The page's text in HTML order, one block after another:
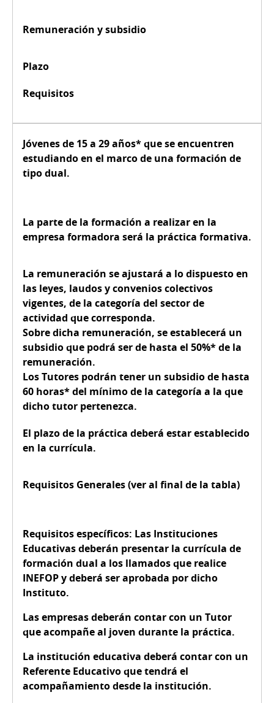
Remuneración y subsidio
Plazo
Requisitos
Jóvenes de 15 a 29 años*que se encuentren
estudiando en el marco de una formación de
tipo dual.
La parte de la formación a realizar en la
empresa formadora será la práctica formativa.
La remuneración se ajustará a lo dispuesto en
las leyes, laudos y convenios colectivos
vigentes, de la categoría del sector de
actividad que corresponda.
Sobre dicha remuneración, se establecerá un
subsidio que podrá ser de hasta el 50%* de la
remuneración.
Los Tutores podrán tener un subsidio de hasta
60 horas* del mínimo de la categoría a la que
dicho tutor pertenezca.
El plazo de la práctica deberá estar establecido
en la currícula.
Requisitos Generales (ver al final de la tabla)
Requisitos específicos: Las Instituciones
Educativas deberán presentar la currícula de
formación dual a los llamados que realice
INEFOP y deberá ser aprobada por dicho
Instituto.
Las empresas deberán contar con un Tutor
que acompañe al joven durante la práctica.
La institución educativa deberá contar con un
Referente Educativo que tendrá el
acompañamiento desde la institución.